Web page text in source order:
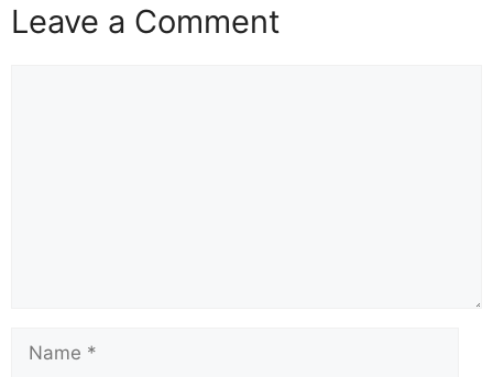
Leave a Comment